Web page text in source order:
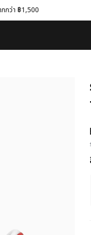
กว่า ฿1,500